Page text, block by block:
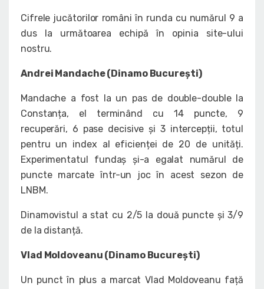
Cifrele jucătorilor români în runda cu numărul 9 a
dus la următoarea echipă în opinia site-ului
nostru.
Andrei Mandache (Dinamo București)
Mandache a fost la un pas de double-double la
Constanța, el terminând cu 14 puncte, 9
recuperări, 6 pase decisive și 3 intercepții, totul
pentru un index al eficienței de 20 de unități.
Experimentatul fundaș și-a egalat numărul de
puncte marcate într-un joc în acest sezon de
LNBM.
Dinamovistul a stat cu 2/5 la două puncte și 3/9
de la distanță.
Vlad Moldoveanu (Dinamo București)
Un punct în plus a marcat Vlad Moldoveanu față